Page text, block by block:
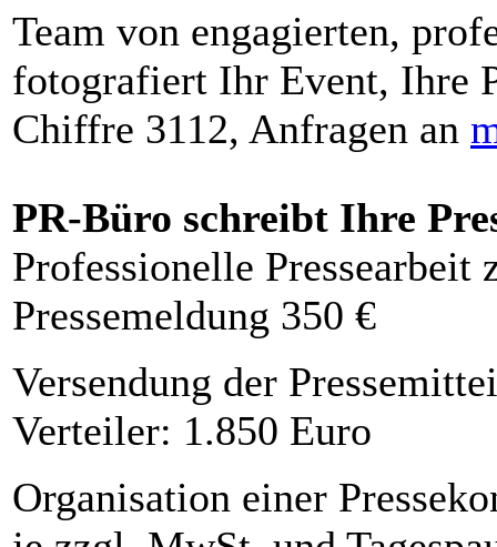
Team von engagierten,
fotografiert Ihr Event, Ihre
Chiffre 3112, Anfragen an
PR-Büro schreibt Ihre
Professionelle Pressearbeit
Pressemeldung 350 €
Versendung der
Verteiler: 1.850 Euro
Organisation einer